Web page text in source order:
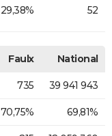
29,38% 52
Faulx National
735 39 941 943
70,75% 69,81%